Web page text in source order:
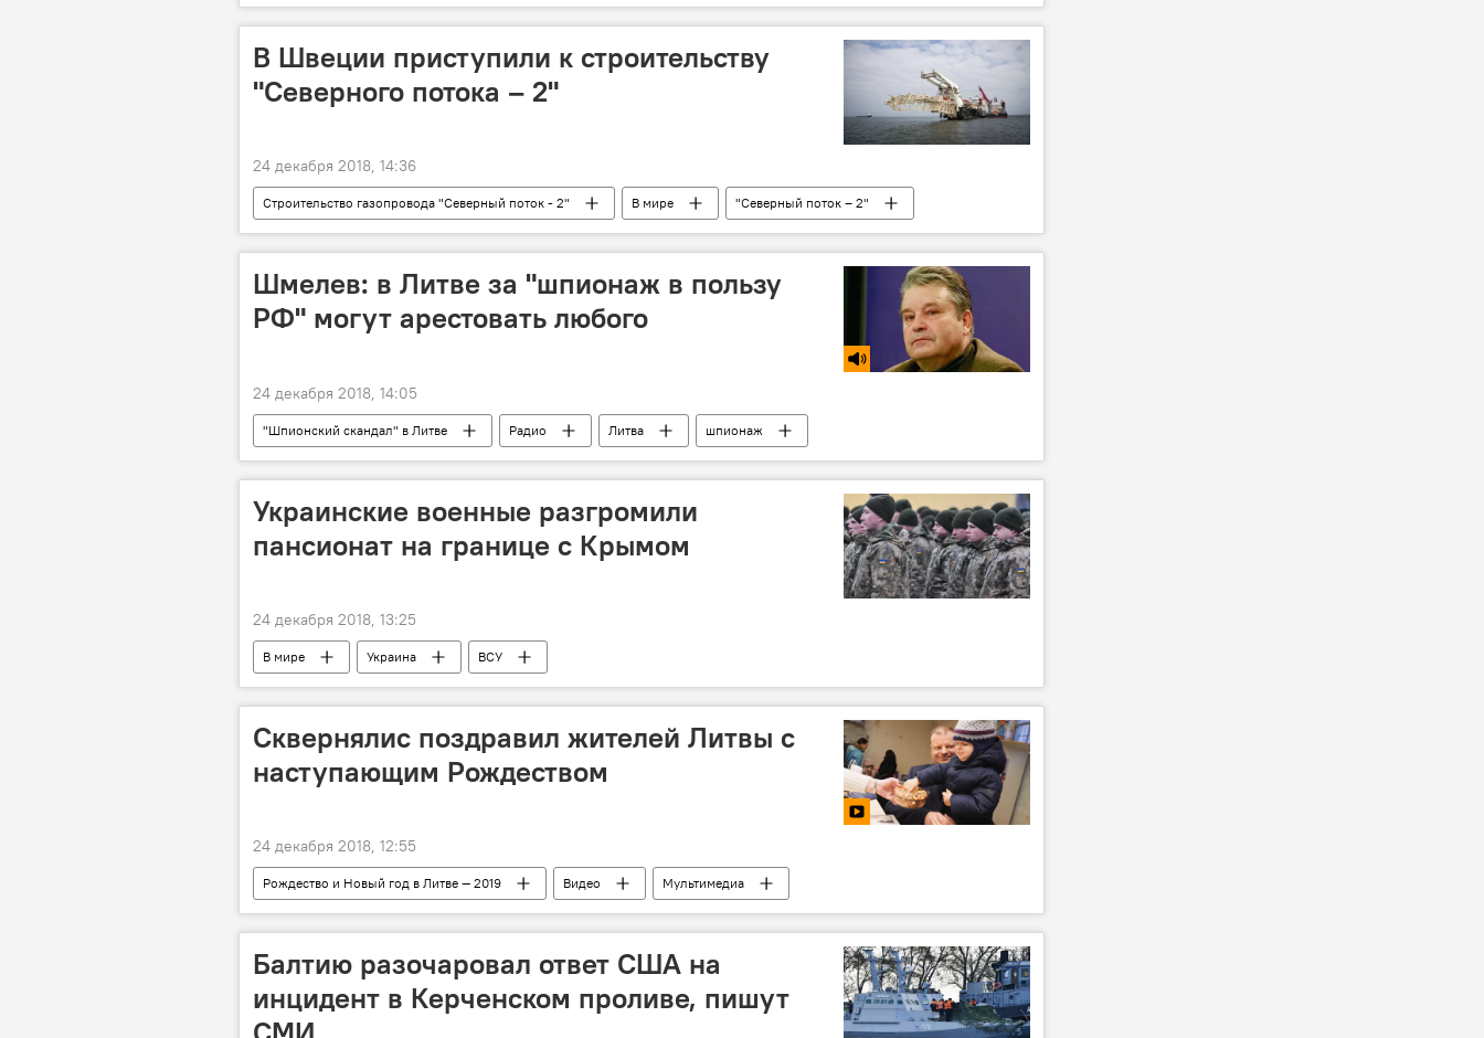
Кафедральная площадь
Ратушная площадь Рождество и Новый год в Литве — 2019
В Швеции приступили к строительству
"Северного потока – 2"
24 декабря 2018, 14:36
Строительство газопровода "Северный поток - 2" В мире
"Северный поток – 2"
Швеция
Шмелев: в Литве за "шпионаж в пользу
РФ" могут арестовать любого
24 декабря 2018, 14:05
"Шпионский скандал" в Литве Радио Литва шпионаж
Украинские военные разгромили
пансионат на границе с Крымом
24 декабря 2018, 13:25
В мире Украина ВСУ
Сквернялис поздравил жителей Литвы с
наступающим Рождеством
24 декабря 2018, 12:55
Рождество и Новый год в Литве — 2019 Видео
Мультимедиа
Саулюс Сквернялис
Рождество Литва
Балтию разочаровал ответ США на
инцидент в Керченском проливе, пишут